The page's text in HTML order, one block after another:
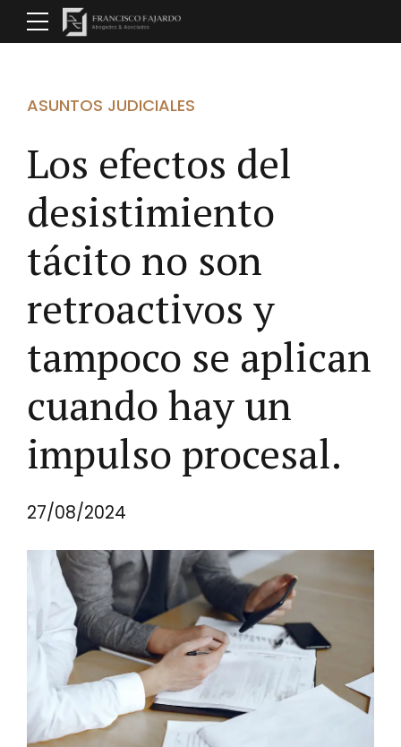
ASUNTOS JUDICIALES
Los efectos del
desistimiento
tácito no son
retroactivos y
tampoco se aplican
cuando hay un
impulso procesal.
27/08/2024